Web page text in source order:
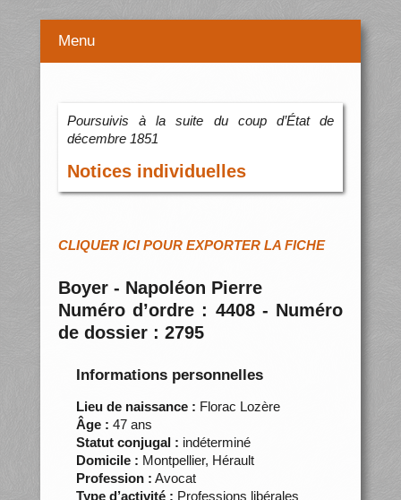
Menu
Poursuivis à la suite du coup d’État de
décembre 1851
Notices individuelles
CLIQUER ICI POUR EXPORTER LA FICHE
Boyer - Napoléon Pierre
Numéro d’ordre : 4408 - Numéro
de dossier : 2795
Informations personnelles
Lieu de naissance : Florac Lozère
Âge : 47 ans
Statut conjugal : indéterminé
Domicile : Montpellier, Hérault
Profession : Avocat
Type d’activité : Professions libérales